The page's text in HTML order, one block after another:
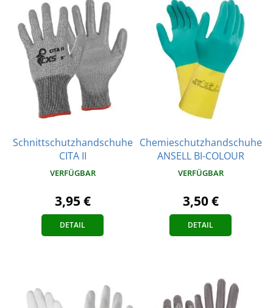
Schnittschutzhandschuhe
CITA II
VERFÜGBAR
3,95 €
DETAIL
Chemieschutzhandschuhe
ANSELL BI-COLOUR
VERFÜGBAR
3,50 €
DETAIL